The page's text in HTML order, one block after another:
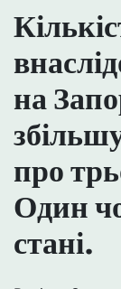
на
про
Один
стані.